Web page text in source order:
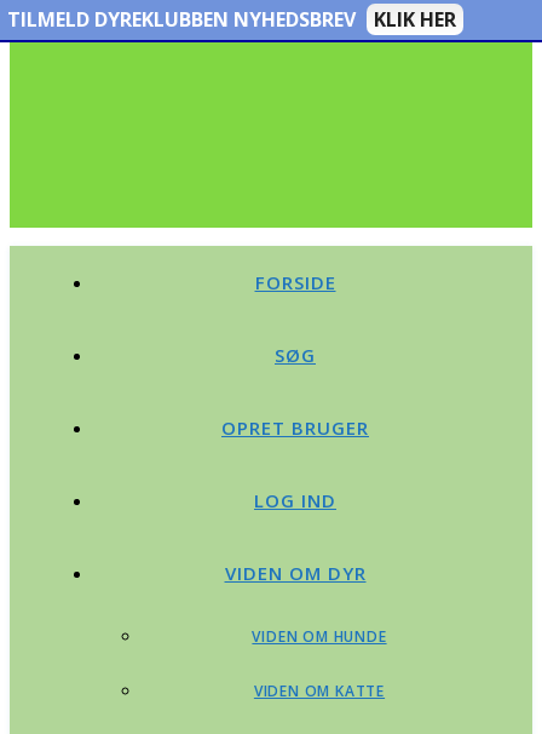
FORSIDE
SØG
OPRET BRUGER
LOG IND
VIDEN OM DYR
VIDEN OM HUNDE
VIDEN OM KATTE
TILMELD DYREKLUBBEN NYHEDSBREV KLIK HER